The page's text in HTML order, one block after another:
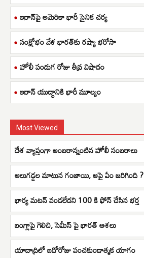
ఇరాన్‌పై అమెరికా భారీ సైనిక చర్య
సంక్షోభం వేళ భారత్‌కు రష్యా భరోసా
హోలీ పండుగ రోజు తీవ్ర విషాదం
ఇరాన్ యుద్ధానికి భారీ మూల్యం
Most Viewed
దేశ వ్యాప్తంగా అంబరాన్నంటిన హోలీ సంబరాలు
ఆలుగడ్డల మాటున గంజాయి, ఆపై ఏం జరిగింది ?
భార్య మటన్ వండలేదని 100 కి ఫోన్ చేసిన భర్త
బంగ్లాపై గెలిచి, సెమీస్ పై భారత్ ఆశలు
యాదాద్రిలో ఐదోరోజు పంచకుండాత్మక యాగం